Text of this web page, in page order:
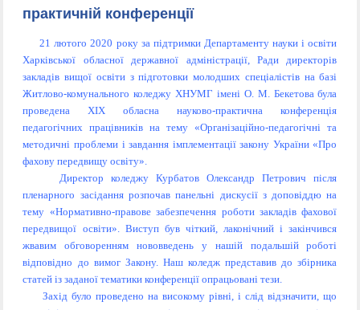
практичній конференції
21 лютого 2020 року за підтримки Департаменту науки і освіти
Харківської обласної державної адміністрації, Ради директорів
закладів вищої освіти з підготовки молодших спеціалістів на базі
Житлово-комунального коледжу ХНУМГ імені О. М. Бекетова була
проведена XIX обласна науково-практична конференція
педагогічних працівників на тему «Організаційно-педагогічні та
методичні проблеми і завдання імплементації закону України «Про
фахову передвищу освіту».
Директор коледжу Курбатов Олександр Петрович після
пленарного засідання розпочав панельні дискусії з доповіддю на
тему «Нормативно-правове забезпечення роботи закладів фахової
передвищої освіти». Виступ був чіткий, лаконічний і закінчився
жвавим обговоренням нововведень у нашій подальшій роботі
відповідно до вимог Закону. Наш коледж представив до збірника
статей із заданої тематики конференції опрацьовані тези.
Захід було проведено на високому рівні, і слід відзначити, що